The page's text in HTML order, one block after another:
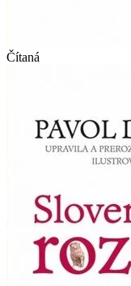
Čítaná